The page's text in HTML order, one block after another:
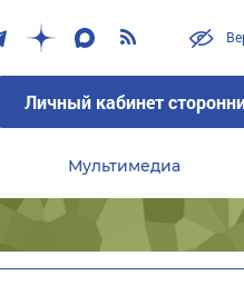
Личный кабинет
Мультимедиа